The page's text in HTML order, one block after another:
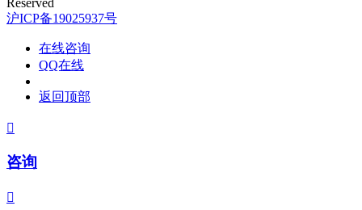
Reserved
沪ICP备19025937号
在线咨询
QQ在线
返回顶部

咨询
